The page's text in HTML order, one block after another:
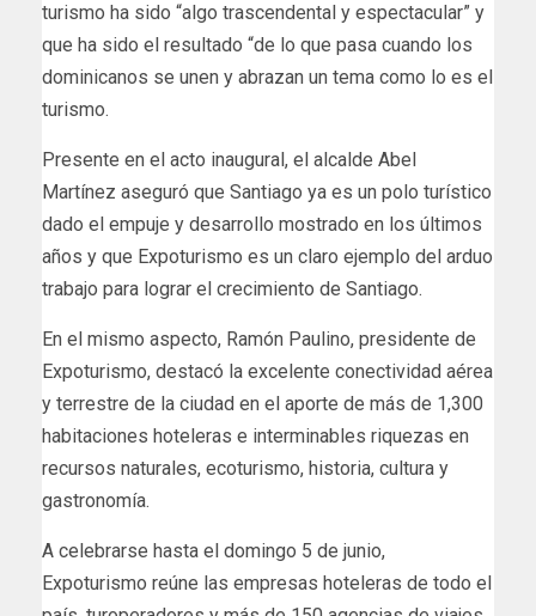
turismo ha sido “algo trascendental y espectacular” y
que ha sido el resultado “de lo que pasa cuando los
dominicanos se unen y abrazan un tema como lo es el
turismo.
Presente en el acto inaugural, el alcalde Abel
Martínez aseguró que Santiago ya es un polo turístico
dado el empuje y desarrollo mostrado en los últimos
años y que Expoturismo es un claro ejemplo del arduo
trabajo para lograr el crecimiento de Santiago.
En el mismo aspecto, Ramón Paulino, presidente de
Expoturismo, destacó la excelente conectividad aérea
y terrestre de la ciudad en el aporte de más de 1,300
habitaciones hoteleras e interminables riquezas en
recursos naturales, ecoturismo, historia, cultura y
gastronomía.
A celebrarse hasta el domingo 5 de junio,
Expoturismo reúne las empresas hoteleras de todo el